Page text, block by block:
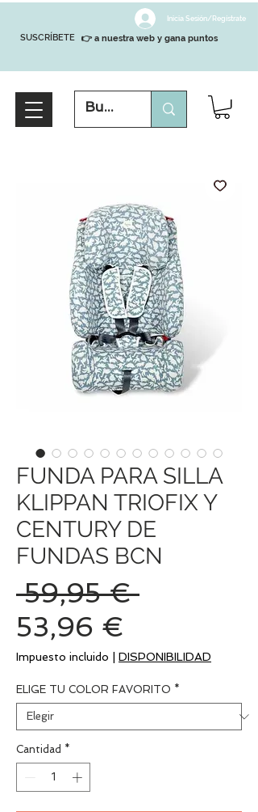
SUSCRÍBETE
Inicia Sesión/Regístrate
👉 a nuestra web y gana puntos
FUNDA PARA SILLA
KLIPPAN TRIOFIX Y
CENTURY DE
FUNDAS BCN
59,95 € Precio
53,96 €
de
oferta
Impuesto incluido DISPONIBILIDAD
ELIGE TU COLOR FAVORITO *
Cantidad *